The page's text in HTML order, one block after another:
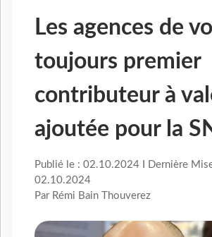
Les agences de
toujours premier
contributeur à
ajoutée pour la
Publié le : 02.10.2024 I Dernière
02.10.2024
Par Rémi Bain Thouverez